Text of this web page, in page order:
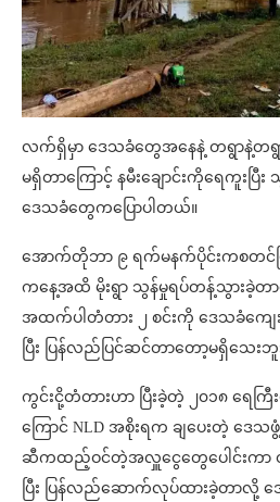
လက်ရှိမှာ ဒေသခံတွေအနေနဲ့ တရွာနဲ့တ
မရှိတာကြောင့် နမီးချောင်းကိုရေကူးပ
ဒေသခံတွေကပြောပါတယ်။
အောက်တိုဘာ ၉ ရက်မနက်ပိုင်းကစတင်
ကနေ့အထိ မိုးရွာ သွန်မှုရပ်တန့်သွားခဲ့တာ
အထက်ပါတံတား ၂ စင်းကို ဒေသခံကျ
ပြီး ပြန်လည်ပြင်ဆင်တာတော့မရှိသ
ကွင်းငို့တံတားဟာ ပြီးခဲ့တဲ့ ၂၀၁၈ ရေကြီ
ကြောင် NLD အစိုးရက ချပေးတဲ့ ဒေသ
ဆီကထည့်ဝင်တဲ့အလှူငွေတွေပေါင်းက
ပြီး ပြန်လည်ဆောက်လုပ်ထားခဲ့တာ